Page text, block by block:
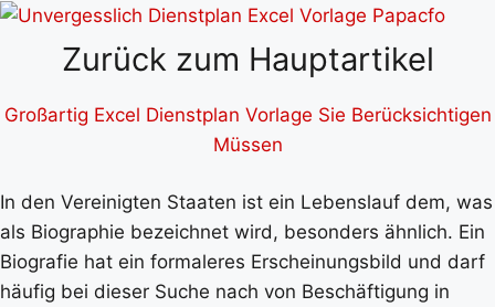
Zurück zum Hauptartikel
Großartig Excel Dienstplan Vorlage Sie Berücksichtigen
Müssen
In den Vereinigten Staaten ist ein Lebenslauf dem, was
als Biographie bezeichnet wird, besonders ähnlich. Ein
Biografie hat ein formaleres Erscheinungsbild und darf
häufig bei dieser Suche nach von Beschäftigung in